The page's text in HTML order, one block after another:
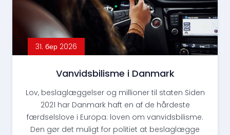
31. бер 2026
Vanvidsbilisme i Danmark
Lov, beslaglæggelser og millioner til staten Siden
2021 har Danmark haft en af de hårdeste
færdselslove i Europa: loven om vanvidsbilisme.
Den gør det muligt for politiet at beslaglægge